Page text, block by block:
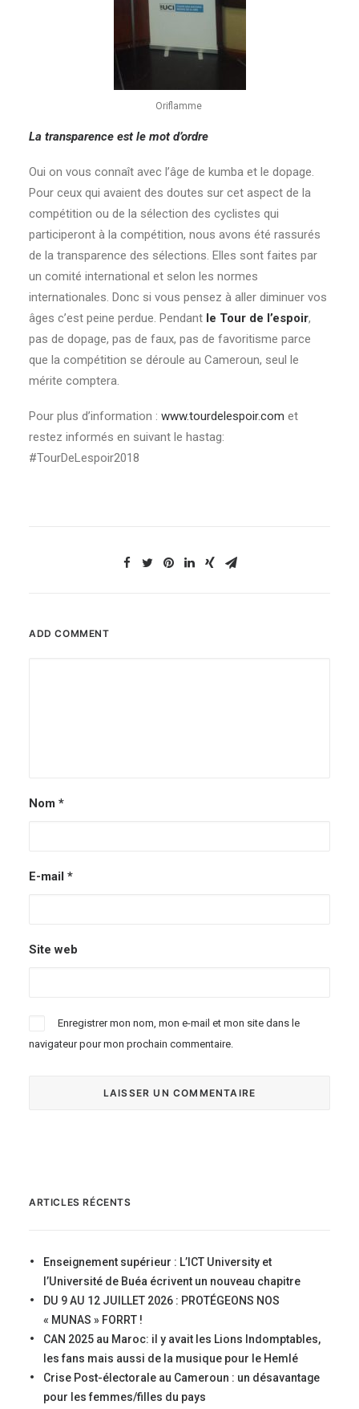
Oriflamme
La transparence est le mot d’ordre
Oui on vous connaît avec l’âge de kumba et le dopage.
Pour ceux qui avaient des doutes sur cet aspect de la
compétition ou de la sélection des cyclistes qui
participeront à la compétition, nous avons été rassurés
de la transparence des sélections. Elles sont faites par
un comité international et selon les normes
internationales. Donc si vous pensez à aller diminuer vos
âges c’est peine perdue. Pendant le Tour de l’espoir,
pas de dopage, pas de faux, pas de favoritisme parce
que la compétition se déroule au Cameroun, seul le
mérite comptera.
Pour plus d’information : www.tourdelespoir.com et
restez informés en suivant le hastag:
#TourDeLespoir2018
ADD COMMENT
Nom *
E-mail *
Site web
Enregistrer mon nom, mon e-mail et mon site dans le
navigateur pour mon prochain commentaire.
ARTICLES RÉCENTS
Enseignement supérieur : L’ICT University et
l’Université de Buéa écrivent un nouveau chapitre
DU 9 AU 12 JUILLET 2026 : PROTÉGEONS NOS
« MUNAS » FORRT !
CAN 2025 au Maroc: il y avait les Lions Indomptables,
les fans mais aussi de la musique pour le Hemlé
Crise Post-électorale au Cameroun : un désavantage
pour les femmes/filles du pays